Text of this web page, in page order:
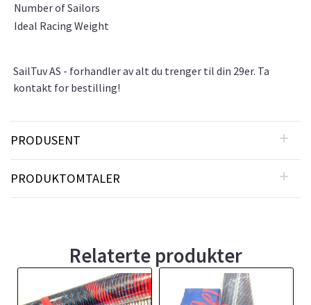
Number of Sailors
Ideal Racing Weight
SailTuv AS - forhandler av alt du trenger til din 29er. Ta
kontakt for bestilling!
PRODUSENT
PRODUKTOMTALER
Relaterte produkter